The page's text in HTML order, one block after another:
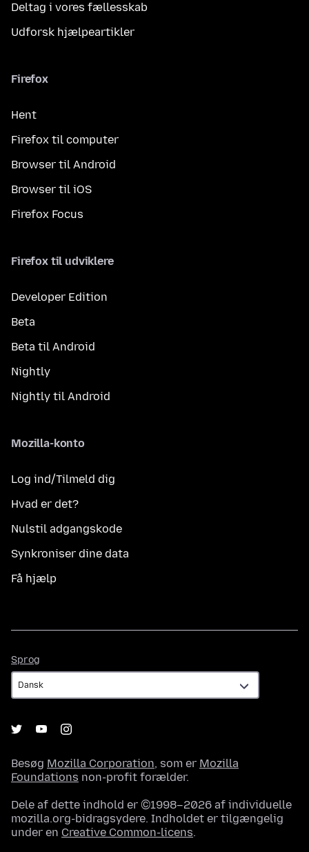
Deltag i vores fællesskab
Udforsk hjælpeartikler
Firefox
Hent
Firefox til computer
Browser til Android
Browser til iOS
Firefox Focus
Firefox til udviklere
Developer Edition
Beta
Beta til Android
Nightly
Nightly til Android
Mozilla-konto
Log ind/Tilmeld dig
Hvad er det?
Nulstil adgangskode
Synkroniser dine data
Få hjælp
Sprog
Besøg Mozilla Corporation, som er Mozilla
Foundations non-profit forælder.
Dele af dette indhold er ©1998–2026 af individuelle
mozilla.org-bidragsydere. Indholdet er tilgængelig
under en Creative Common-licens.